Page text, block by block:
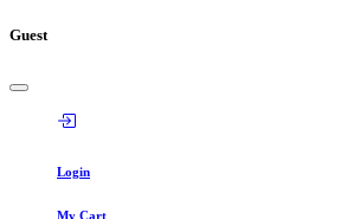
Guest
Login
My Cart